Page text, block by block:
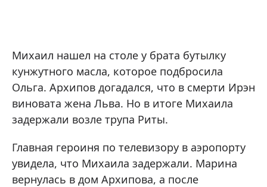
Михаил нашел на столе у брата бутылку
кунжутного масла, которое подбросила
Ольга. Архипов догадался, что в смерти Ирэн
виновата жена Льва. Но в итоге Михаила
задержали возле трупа Риты.
Главная героиня по телевизору в аэропорту
увидела, что Михаила задержали. Марина
вернулась в дом Архипова, а после